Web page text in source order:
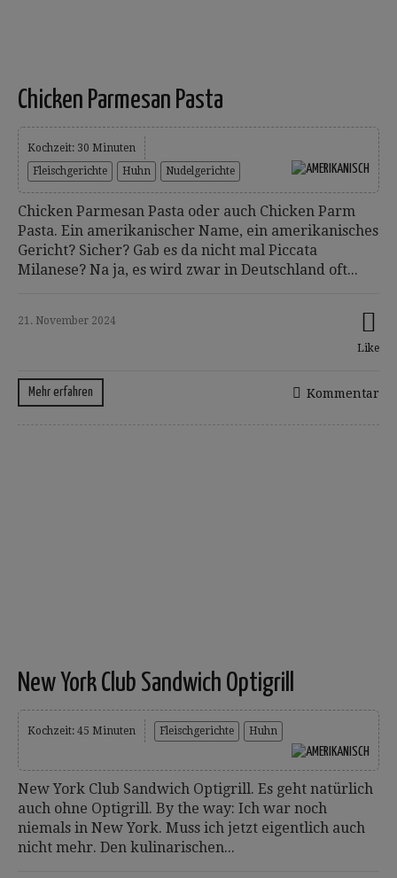
Chicken Parmesan Pasta
Kochzeit: 30 Minuten
Fleischgerichte
Huhn Nudelgerichte
Chicken Parmesan Pasta oder auch Chicken Parm
Pasta. Ein amerikanischer Name, ein amerikanisches
Gericht? Sicher? Gab es da nicht mal Piccata
Milanese? Na ja, es wird zwar in Deutschland oft...
21. November 2024
Like
Mehr erfahren Kommentar
New York Club Sandwich Optigrill
Kochzeit: 45 Minuten Fleischgerichte Huhn
New York Club Sandwich Optigrill. Es geht natürlich
auch ohne Optigrill. By the way: Ich war noch
niemals in New York. Muss ich jetzt eigentlich auch
nicht mehr. Den kulinarischen...